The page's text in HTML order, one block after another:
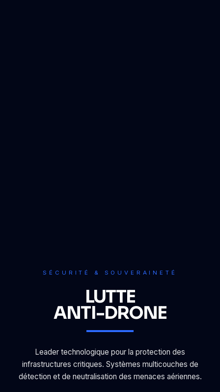
SÉCURITÉ & SOUVERAINETÉ
LUTTE
ANTI-DRONE
Leader technologique pour la protection des
infrastructures critiques. Systèmes multicouches de
détection et de neutralisation des menaces aériennes.